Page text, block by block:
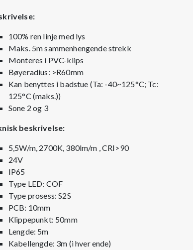
100% ren linje med lys
Maks. 5m sammenhengende strekk
Monteres i PVC-klips
Bøyeradius: >R60mm
Kan benyttes i badstue (Ta: -40~125°C; Tc:
125°C (maks.))
Sone 2 og 3
beskrivelse:
5,5W/m, 2700K, 380lm/m , CRI>90
24V
IP65
Type LED: COF
Type prosess: S2S
PCB: 10mm
Klippepunkt: 50mm
Lengde: 5m
Kabellengde: 3m (i hver ende)